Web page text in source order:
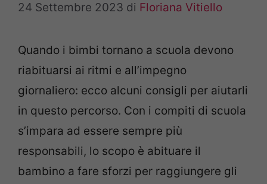
24 Settembre 2023 di Floriana Vitiello
Quando i bimbi tornano a scuola devono
riabituarsi ai ritmi e all’impegno
giornaliero: ecco alcuni consigli per aiutarli
in questo percorso. Con i compiti di scuola
s’impara ad essere sempre più
responsabili, lo scopo è abituare il
bambino a fare sforzi per raggiungere gli